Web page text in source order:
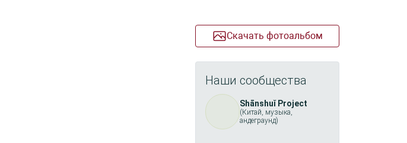
Скачать фотоальбом
Наши сообщества
Shānshuǐ Project
(Китай, музыка,
андеграунд)